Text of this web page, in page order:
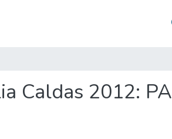
Caldas 2012: PA